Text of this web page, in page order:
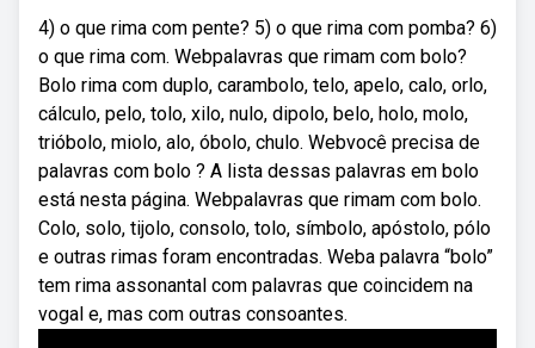
4) o que rima com pente? 5) o que rima com pomba? 6)
o que rima com. Webpalavras que rimam com bolo?
Bolo rima com duplo, carambolo, telo, apelo, calo, orlo,
cálculo, pelo, tolo, xilo, nulo, dipolo, belo, holo, molo,
trióbolo, miolo, alo, óbolo, chulo. Webvocê precisa de
palavras com bolo ? A lista dessas palavras em bolo
está nesta página. Webpalavras que rimam com bolo.
Colo, solo, tijolo, consolo, tolo, símbolo, apóstolo, pólo
e outras rimas foram encontradas. Weba palavra “bolo”
tem rima assonantal com palavras que coincidem na
vogal e, mas com outras consoantes.